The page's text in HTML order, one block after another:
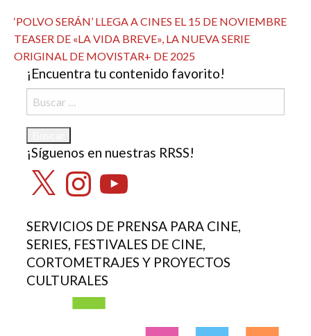
Navegación
de
entradas
Entrada
anterior
‘POLVO SERÁN’ LLEGA A CINES EL 15 DE NOVIEMBRE
Entrada
siguiente
TEASER DE «LA VIDA BREVE», LA NUEVA SERIE
ORIGINAL DE MOVISTAR+ DE 2025
¡Encuentra tu contenido favorito!
Buscar:
¡Síguenos en nuestras RRSS!
X InstagramYouTube
SERVICIOS DE PRENSA PARA CINE,
SERIES, FESTIVALES DE CINE,
CORTOMETRAJES Y PROYECTOS
CULTURALES